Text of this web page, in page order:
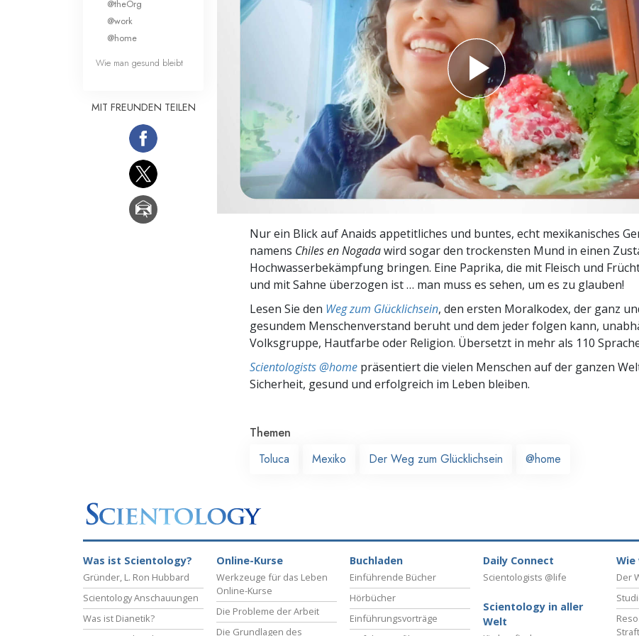
Liebe und Hass – Was ist Größe?
Nur ein Blick auf Anaids appetitliches und buntes, echt mexikanisches
namens Chiles en Nogadawird sogar den trockensten Mund in einen
Hochwasserbekämpfung bringen. Eine Paprika, die mit Fleisch und
und mit Sahne überzogen ist … man muss es sehen, um es zu glauben!
Lesen Sie den Weg zum Glücklichsein, den ersten Moralkodex, der ganz
gesundem Menschenverstand beruht und dem jeder folgen kann,
Volksgruppe, Hautfarbe oder Religion. Übersetzt in mehr als 110
Scientologists @home präsentiert die vielen Menschen auf der ganzen
Sicherheit, gesund und erfolgreich im Leben bleiben.
Themen
Toluca
Mexiko Der Weg zum Glücklichsein @home
@theOrg
@work
@home
Wie man gesund bleibt
MIT FREUNDEN TEILEN
Was ist Scientology?
Gründer, L. Ron Hubbard
Scientology Anschauungen
Was ist Dianetik?
Online-Kurse
Werkzeuge für das Leben
Online-Kurse
Die Probleme der Arbeit
Die Grundlagen des
Buchladen
Einführende Bücher
Hörbücher
Einführungsvorträge
Daily Connect
Scientologists @life
Scientology in aller
Welt
Der